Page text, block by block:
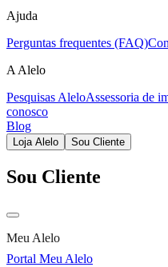
Ajuda
Perguntas frequentes (FAQ)
A Alelo
Pesquisas AleloAssessoria de
conosco
Blog
Loja Alelo Sou Cliente
Sou Cliente
Meu Alelo
Portal Meu Alelo